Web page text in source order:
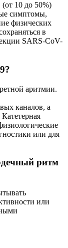
(от 10 до 50%)
симптомы,
физических
в
SARS-CoV-
аритмии.
каналов, а
или для
ритм
или